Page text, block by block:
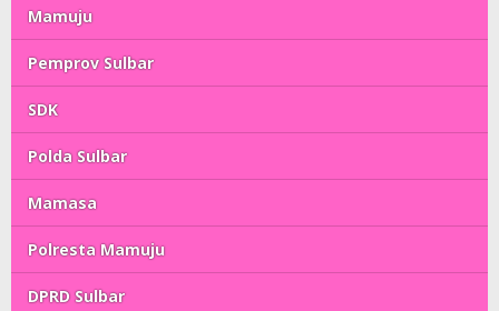
Mamuju
Pemprov Sulbar
SDK
Polda Sulbar
Mamasa
Polresta Mamuju
DPRD Sulbar